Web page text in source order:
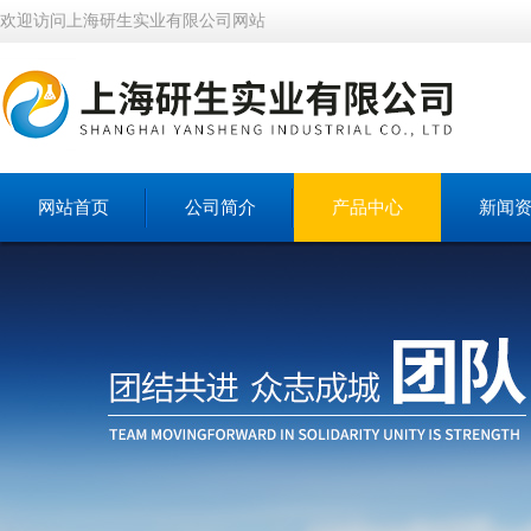
欢迎访问上海研生实业有限公司网站
网站首页 公司简介 产品中心 新闻